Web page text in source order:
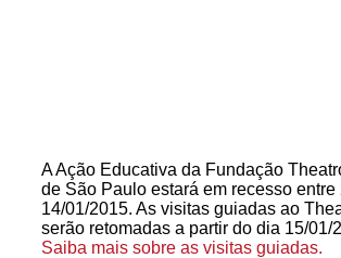
A Ação Educativa da Fundação
de São Paulo estará em recesso entre
14/01/2015. As visitas guiadas ao
serão retomadas a partir do dia 15/01/
Saiba mais sobre as visitas guiadas.